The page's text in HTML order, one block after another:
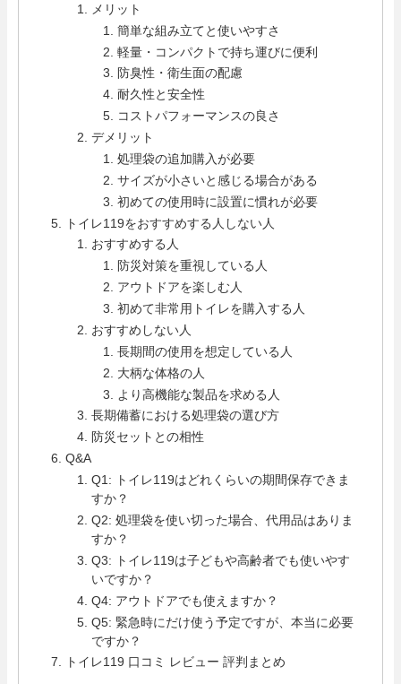
メリット
簡単な組み立てと使いやすさ
軽量・コンパクトで持ち運びに便利
防臭性・衛生面の配慮
耐久性と安全性
コストパフォーマンスの良さ
デメリット
処理袋の追加購入が必要
サイズが小さいと感じる場合がある
初めての使用時に設置に慣れが必要
トイレ119をおすすめする人しない人
おすすめする人
防災対策を重視している人
アウトドアを楽しむ人
初めて非常用トイレを購入する人
おすすめしない人
長期間の使用を想定している人
大柄な体格の人
より高機能な製品を求める人
長期備蓄における処理袋の選び方
防災セットとの相性
Q&A
Q1: トイレ119はどれくらいの期間保存できま
すか？
Q2: 処理袋を使い切った場合、代用品はありま
すか？
Q3: トイレ119は子どもや高齢者でも使いやす
いですか？
Q4: アウトドアでも使えますか？
Q5: 緊急時にだけ使う予定ですが、本当に必要
ですか？
トイレ119 口コミ レビュー 評判まとめ